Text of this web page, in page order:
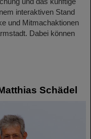
interaktiven Stand
und Mitmachaktionen
Dabei können
Schädel